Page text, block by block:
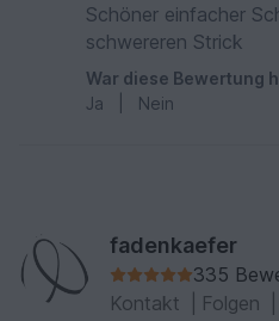
Schöner einfacher
schwereren Strick
War diese Bewertung
Ja
Nein
fadenkaefer
335
Kontakt
Folgen